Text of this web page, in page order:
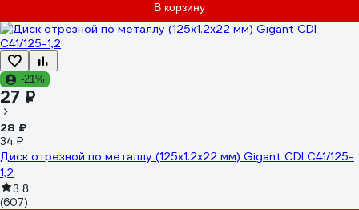
В корзину
-21%
27 ₽
28 ₽
34 ₽
Диск отрезной по металлу (125х1.2х22 мм) Gigant CDI C41/125-
1,2
3.8
(607)